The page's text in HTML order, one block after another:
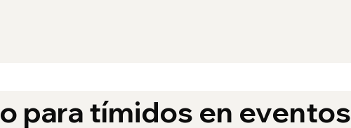
para tímidos en eventos